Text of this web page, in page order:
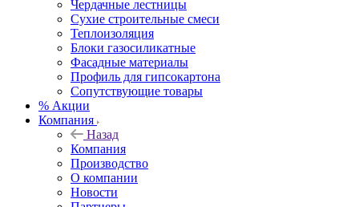
Чердачные лестницы
Сухие строительные смеси
Теплоизоляция
Блоки газосиликатные
Фасадные материалы
Профиль для гипсокартона
Сопутствующие товары
% Акции
Компания
Назад
Компания
Производство
О компании
Новости